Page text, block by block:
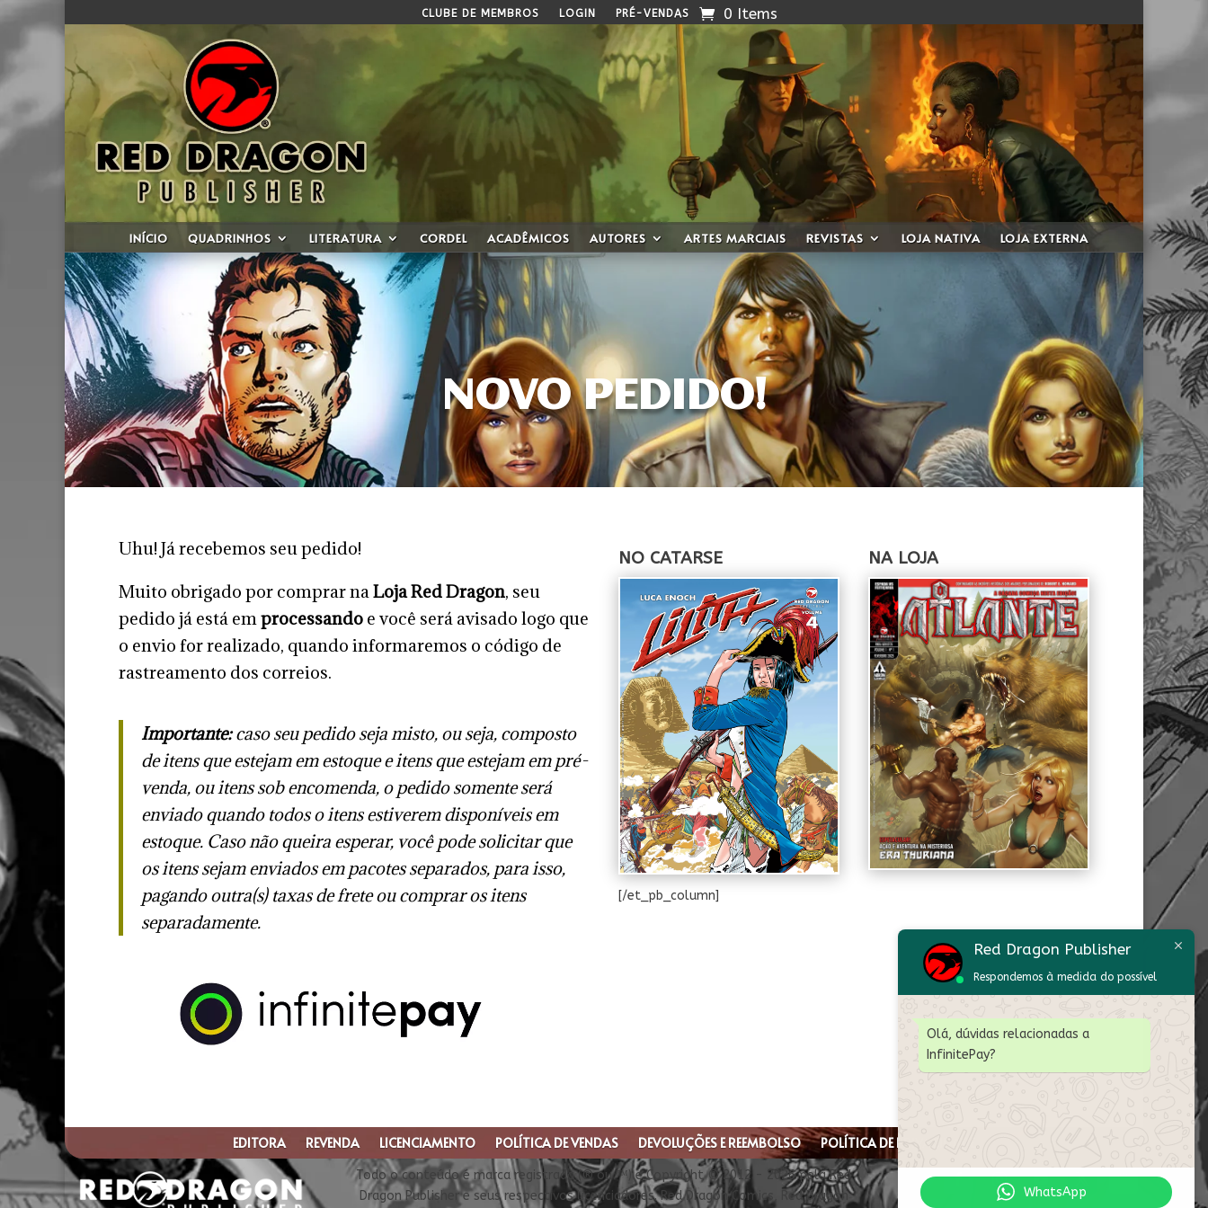
CLUBE DE MEMBROS LOGIN PRÉ-VENDAS 0 Items
INÍCIO QUADRINHOS LITERATURA CORDEL ACADÊMICOS AUTORES ARTES MARCIAIS REVISTAS LOJA NATIVA LOJA EXTERNA
NOVO PEDIDO!
Uhu! Já recebemos seu pedido!
Muito obrigado por comprar na Loja Red Dragon, seu
pedido já está em processando e você será avisado logo que
o envio for realizado, quando informaremos o código de
rastreamento dos correios.
Importante:caso seu pedido seja misto, ou seja, composto
de itens que estejam em estoque e itens que estejam em pré-
venda, ou itens sob encomenda, o pedido somente será
enviado quando todos o itens estiverem disponíveis em
estoque. Caso não queira esperar, você pode solicitar que
os itens sejam enviados em pacotes separados, para isso,
pagando outra(s) taxas de frete ou comprar os itens
separadamente.
NO CATARSE NA LOJA
[/et_pb_column]
EDITORA REVENDA LICENCIAMENTO POLÍTICA DE VENDAS DEVOLUÇÕES E REEMBOLSO POLÍTICA DE PRIVACIDADE
Todo o conteúdo é marca registrada (® ou ™) e Copyright © 2012 - 2026 pela Red
Dragon Publisher e seus respectivos licenciadores. Red Dragon Comics, Red Dragon
Red Dragon Publisher
Respondemos à medida do possível
Olá, dúvidas relacionadas a
InfinitePay?
WhatsApp